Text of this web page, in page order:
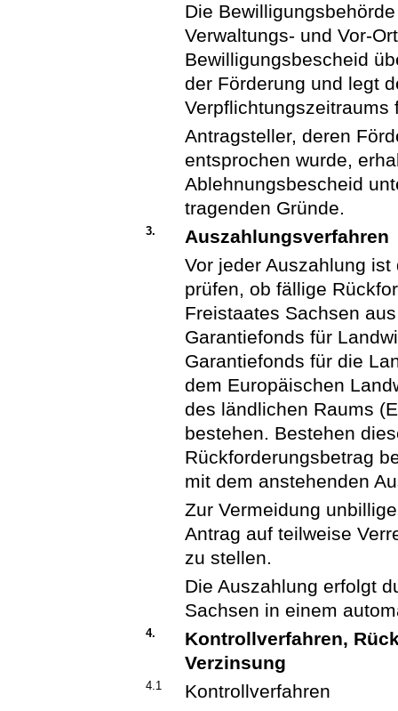
Die
Verwaltungs- und Vor-
Bewilligungsbescheid
der Förderung und legt
Verpflichtungszeitraums
Antragsteller, deren
entsprochen wurde,
Ablehnungsbescheid
tragenden Gründe.
3.
Auszahlungsverfahren
Vor jeder Auszahlung
prüfen, ob fällige
Freistaates Sachsen
Garantiefonds für
Garantiefonds für die
dem Europäischen
des ländlichen Raums
bestehen. Bestehen
Rückforderungsbetrag
mit dem anstehenden
Zur Vermeidung
Antrag auf teilweise
zu stellen.
Die Auszahlung erfolgt
Sachsen in einem
4.
Kontrollverfahren,
Verzinsung
4.1
Kontrollverfahren